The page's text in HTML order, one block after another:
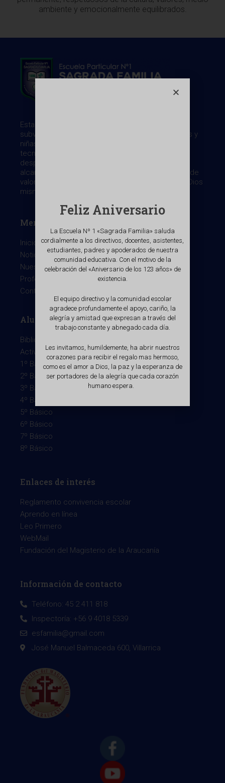
ambiente y emocionalmente equilibrados.
Establecimiento de Educación General Básica
subvencionado. Desde 1898 ayudando a los niños y
niñas, en una sociedad desarrollada científica y
tecnológicamente, impidiendoles la
despersonalización y la masificación, haciéndoles
alcanzar la libertad interna, gracias a la formación de
valores, que nos entrega el Evangelio cuyo fin es Dios
mismo, centrado en la persona de Cristo.
Menu
Inicio
Noticias
Nuestro colegio
Profesores
Contacto
Alumnos
Biblioteca Virtual
Actividades extraescolares
1º Básico
2º Básico
3º Básico
4º Básico
5º Básico
6º Básico
7º Básico
8º Básico
Enlaces de interés
Reglamento convivencia escolar
Aprendo en línea
Leo Primero
WebMail
Fundación del Magisterio de la Araucanía
Información de contacto
Teléfono: 45 2 411 818
Inspectoría: +56 9 4018 5339
esfamilia@gmail.com
José Manuel Balmaceda 600, Villarrica
Feliz Aniversario
La Escuela Nº 1 «Sagrada Familia» saluda
cordialmente a los directivos, docentes, asistentes,
estudiantes, padres y apoderados de nuestra
comunidad educativa. Con el motivo de la
celebración del «Aniversario de los 123 años» de
existencia.
El equipo directivo y la comunidad escolar
agradece profundamente el apoyo, cariño, la
alegría y amistad que expresan a través del
trabajo constante y abnegado cada día.
Les invitamos, humildemente, ha abrir nuestros
corazones para recibir el regalo mas hermoso,
como es el amor a Dios, la paz y la esperanza de
ser portadores de la alegría que cada corazón
humano espera.